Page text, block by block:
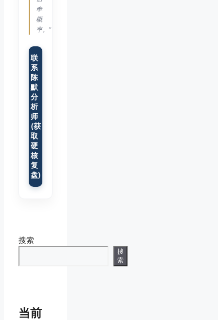
奉
概
率。”
联
系
陈
默
分
析
师
(获
取
硬
核
复
盘)
搜索
搜
索
当前